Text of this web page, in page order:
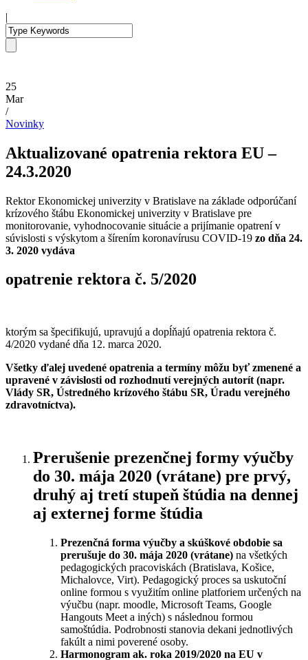
|
25
Mar
/
Novinky
Aktualizované opatrenia rektora EU –
24.3.2020
Rektor Ekonomickej univerzity v Bratislave na základe odporúčaní
krízového štábu Ekonomickej univerzity v Bratislave pre
monitorovanie, vyhodnocovanie situácie a prijímanie opatrení v
súvislosti s výskytom a šírením koronavírusu COVID-19 zo dňa 24.
3. 2020 vydáva
opatrenie rektora č. 5/2020
ktorým sa špecifikujú, upravujú a dopĺňajú opatrenia rektora č.
4/2020 vydané dňa 12. marca 2020.
Všetky ďalej uvedené opatrenia a termíny môžu byť zmenené a
upravené v závislosti od rozhodnutí verejných autorít (napr.
Vlády SR, Ústredného krízového štábu SR, Úradu verejného
zdravotníctva).
Prerušenie prezenčnej formy výučby
do 30. mája 2020 (vrátane) pre prvý,
druhý aj tretí stupeň štúdia na dennej
aj externej forme štúdia
Prezenčná forma výučby a skúškové obdobie sa
prerušuje do 30. mája 2020 (vrátane) na všetkých
pedagogických pracoviskách (Bratislava, Košice,
Michalovce, Virt). Pedagogický proces sa uskutoční
online formou s využitím online platforiem určených na
výučbu (napr. moodle, Microsoft Teams, Google
Hangouts Meet a iných) s následnou formou
samoštúdia. Podrobnosti stanovia dekani jednotlivých
fakúlt a nimi poverené osoby.
Harmonogram ak. roka 2019/2020 na EU v